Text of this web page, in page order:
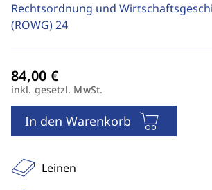
Rechtsordnung und
(ROWG)24
inkl. gesetzl. MwSt.
In den Warenkorb
Leinen